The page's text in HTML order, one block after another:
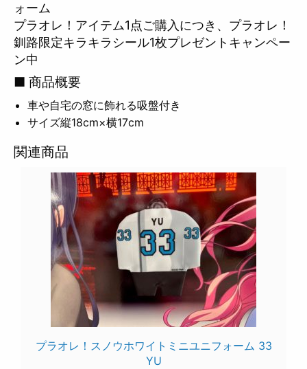
ォーム
プラオレ！アイテム1点ご購入につき、プラオレ！
釧路限定キラキラシール1枚プレゼントキャンペー
ン中
■ 商品概要
車や自宅の窓に飾れる吸盤付き
サイズ縦18cm×横17cm
関連商品
プラオレ！スノウホワイトミニユニフォーム 33
YU